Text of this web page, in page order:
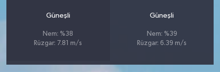
Güneşli
Nem: %38
Rüzgar: 7.81 m/s
Güneşli
Nem: %39
Rüzgar: 6.39 m/s